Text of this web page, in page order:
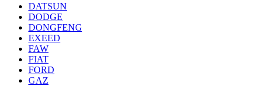
DATSUN
DODGE
DONGFENG
EXEED
FAW
FIAT
FORD
GAZ